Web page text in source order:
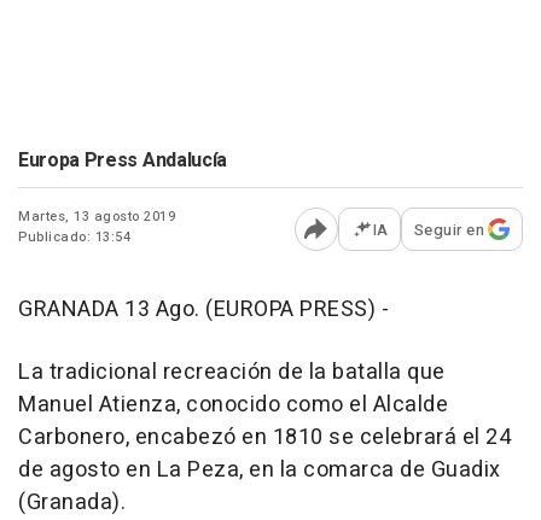
Europa Press Andalucía
Martes, 13 agosto 2019
Publicado: 13:54
Abrir opciones para
IA Seguir en
GRANADA 13 Ago. (EUROPA PRESS) -
La tradicional recreación de la batalla que
Manuel Atienza, conocido como el Alcalde
Carbonero, encabezó en 1810 se celebrará el 24
de agosto en La Peza, en la comarca de Guadix
(Granada).